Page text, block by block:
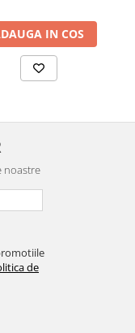
IN COS
noastre
de